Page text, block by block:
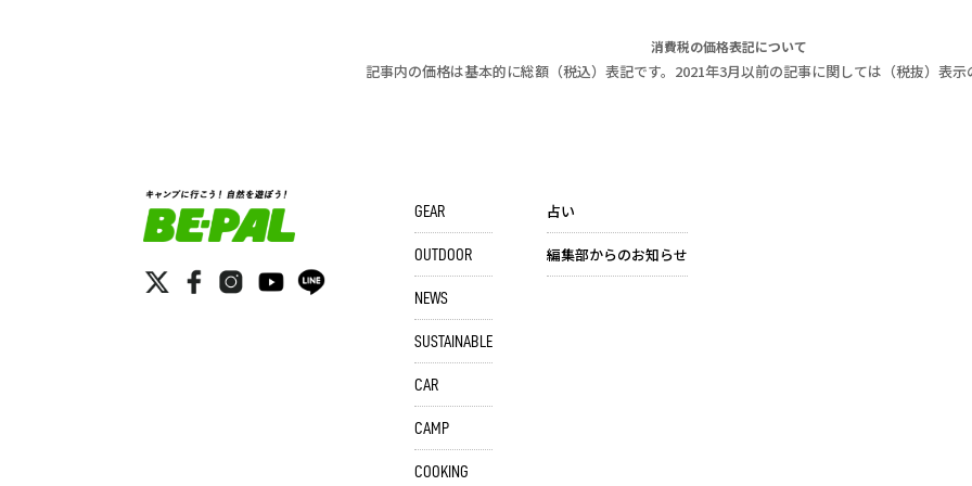
消費税の価格表記について
記事内の価格は基本的に総額（税込）表記です。2021年3月以前の記事に関しては（税抜）表示
GEAR
OUTDOOR
NEWS
SUSTAINABLE
CAR
CAMP
COOKING
占い
編集部からのお知らせ